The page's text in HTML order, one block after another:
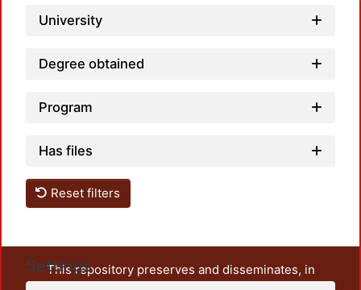
University
Degree obtained
Program
Has files
Reset filters
Settings
This repository preserves and disseminates, in